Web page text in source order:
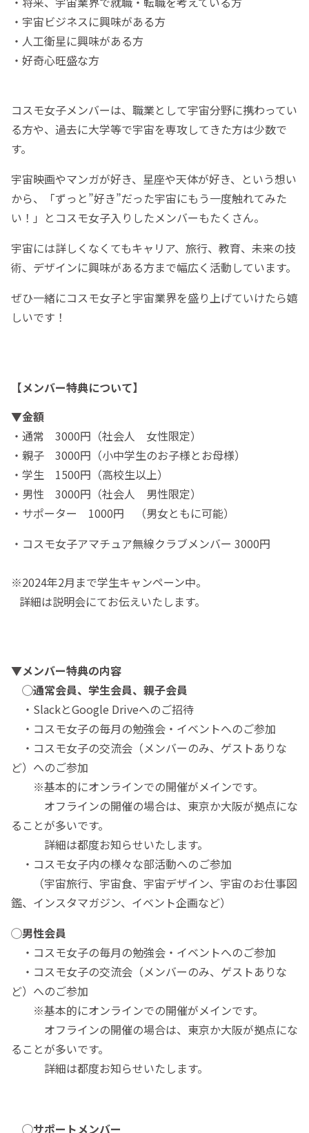
・宇宙ビジネスに興味がある方
・人工衛星に興味がある方
・好奇心旺盛な方
コスモ女子メンバーは、職業として宇宙分野に携わってい
る方や、過去に大学等で宇宙を専攻してきた方は少数で
す。
宇宙映画やマンガが好き、星座や天体が好き、という想い
から、「ずっと”好き”だった宇宙にもう一度触れてみた
い！」とコスモ女子入りしたメンバーもたくさん。
宇宙には詳しくなくてもキャリア、旅行、教育、未来の技
術、デザインに興味がある方まで幅広く活動しています。
ぜひ一緒にコスモ女子と宇宙業界を盛り上げていけたら嬉
しいです！
【メンバー特典について】
▼金額
・通常 3000円（社会人 女性限定）
・親子 3000円（小中学生のお子様とお母様）
・学生 1500円（高校生以上）
・男性 3000円（社会人 男性限定）
・サポーター 1000円 （男女ともに可能）
・コスモ女子アマチュア無線クラブメンバー 3000円
※2024年2月まで学生キャンペーン中。
詳細は説明会にてお伝えいたします。
▼メンバー特典の内容
◯通常会員、学生会員、親子会員
・SlackとGoogle Driveへのご招待
・コスモ女子の毎月の勉強会・イベントへのご参加
・コスモ女子の交流会（メンバーのみ、ゲストありな
ど）へのご参加
※基本的にオンラインでの開催がメインです。
オフラインの開催の場合は、東京か大阪が拠点にな
ることが多いです。
詳細は都度お知らせいたします。
・コスモ女子内の様々な部活動へのご参加
（宇宙旅行、宇宙食、宇宙デザイン、宇宙のお仕事図
鑑、インスタマガジン、イベント企画など）
◯男性会員
・コスモ女子の毎月の勉強会・イベントへのご参加
・コスモ女子の交流会（メンバーのみ、ゲストありな
ど）へのご参加
※基本的にオンラインでの開催がメインです。
オフラインの開催の場合は、東京か大阪が拠点にな
ることが多いです。
詳細は都度お知らせいたします。
◯サポートメンバー